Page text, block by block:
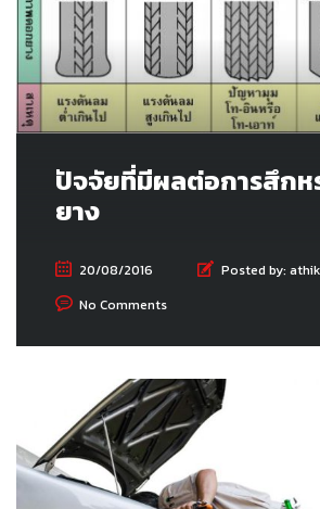
ปัจจัยที่มีผลต่อการสึกห
ยาง
20/08/2016 Posted by:
No Comments